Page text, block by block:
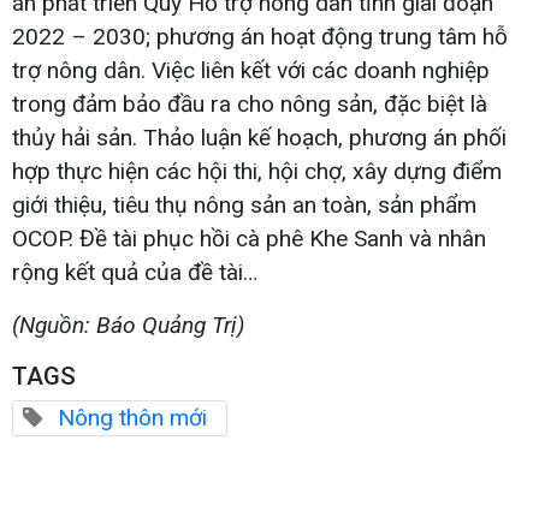
2022 – 2030; phương án hoạt động trung tâm hỗ
trợ nông dân. Việc liên kết với các doanh nghiệp
trong đảm bảo đầu ra cho nông sản, đặc biệt là
thủy hải sản. Thảo luận kế hoạch, phương án phối
hợp thực hiện các hội thi, hội chợ, xây dựng điểm
giới thiệu, tiêu thụ nông sản an toàn, sản phẩm
OCOP. Đề tài phục hồi cà phê Khe Sanh và nhân
rộng kết quả của đề tài…
(Nguồn: Báo Quảng Trị)
TAGS
Nông thôn mới